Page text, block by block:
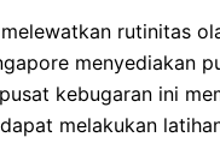
rutinitas
menyediakan
kebugaran ini
melakukan